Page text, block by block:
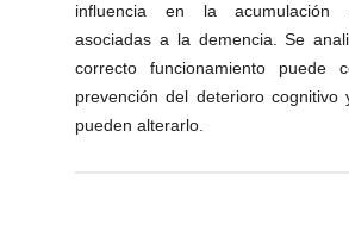
influencia en la acumulación
asociadas a la demencia. Se
correcto funcionamiento puede
prevención del deterioro cognitivo
pueden alterarlo.